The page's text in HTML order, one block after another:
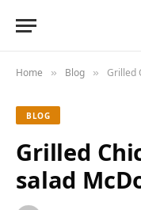
Home » Blog » Grilled
BLOG
Grilled
salad